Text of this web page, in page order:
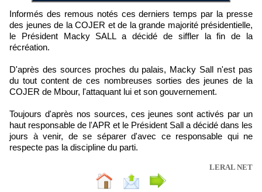
Informés des remous notés ces derniers temps par la presse
des jeunes de la COJER et de la grande majorité présidentielle,
le Président Macky SALL a décidé de siffler la fin de la
récréation.
D'après des sources proches du palais, Macky Sall n'est pas
du tout content de ces nombreuses sorties des jeunes de la
COJER de Mbour, l'attaquant lui et son gouvernement.
Toujours d'après nos sources, ces jeunes sont activés par un
haut responsable de l'APR et le Président Sall a décidé dans les
jours à venir, de se séparer d'avec ce responsable qui ne
respecte pas la discipline du parti.
LERAL NET